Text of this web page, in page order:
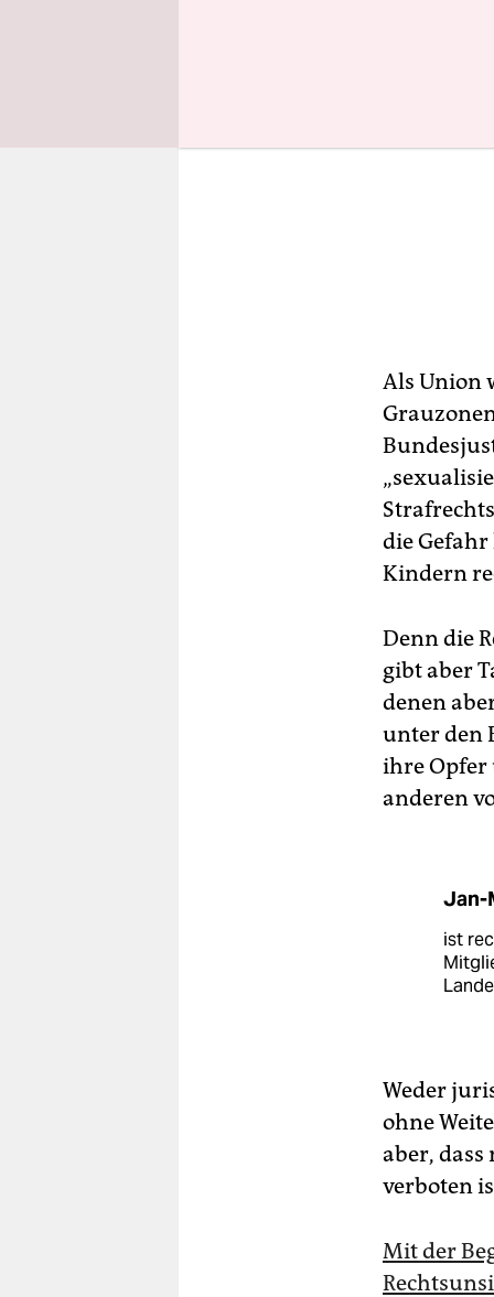
Als Union
die
Kindern
Denn die
gibt aber
denen
unter den
ihre Opfer
anderen
Jan-
ist
Weder
ohne
aber,
verboten
Mit der